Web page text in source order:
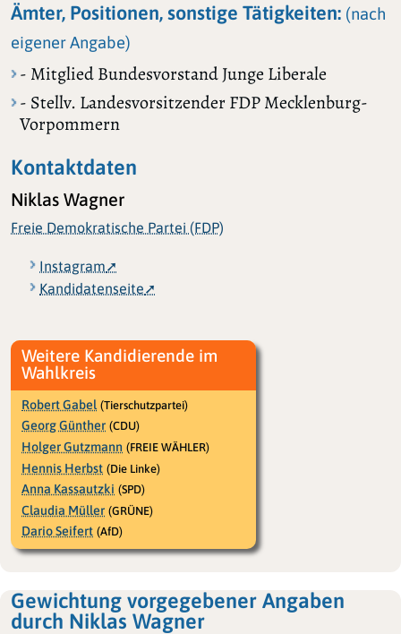
Ämter, Positionen, sonstige Tätigkeiten: (nach
eigener Angabe)
- Mitglied Bundesvorstand Junge Liberale
- Stellv. Landesvorsitzender FDP Mecklenburg-
Vorpommern
Kontaktdaten
Niklas Wagner
Freie Demokratische Partei (FDP)
Instagram
Kandidatenseite
Weitere Kandidierende im
Wahlkreis
Robert Gabel (Tierschutzpartei)
Georg Günther (CDU)
Holger Gutzmann (FREIE WÄHLER)
Hennis Herbst (Die Linke)
Anna Kassautzki (SPD)
Claudia Müller (GRÜNE)
Dario Seifert (AfD)
Gewichtung vorgegebener Angaben
durch Niklas Wagner